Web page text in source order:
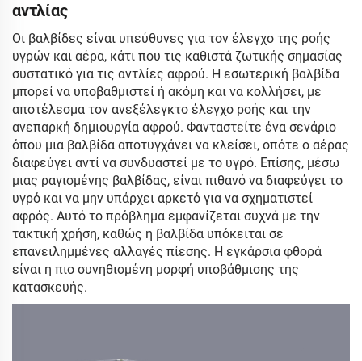
αντλίας
Οι βαλβίδες είναι υπεύθυνες για τον έλεγχο της ροής
υγρών και αέρα, κάτι που τις καθιστά ζωτικής σημασίας
συστατικό για τις αντλίες αφρού. Η εσωτερική βαλβίδα
μπορεί να υποβαθμιστεί ή ακόμη και να κολλήσει, με
αποτέλεσμα τον ανεξέλεγκτο έλεγχο ροής και την
ανεπαρκή δημιουργία αφρού. Φανταστείτε ένα σενάριο
όπου μια βαλβίδα αποτυγχάνει να κλείσει, οπότε ο αέρας
διαφεύγει αντί να συνδυαστεί με το υγρό. Επίσης, μέσω
μιας ραγισμένης βαλβίδας, είναι πιθανό να διαφεύγει το
υγρό και να μην υπάρχει αρκετό για να σχηματιστεί
αφρός. Αυτό το πρόβλημα εμφανίζεται συχνά με την
τακτική χρήση, καθώς η βαλβίδα υπόκειται σε
επανειλημμένες αλλαγές πίεσης. Η εγκάρσια φθορά
είναι η πιο συνηθισμένη μορφή υποβάθμισης της
κατασκευής.